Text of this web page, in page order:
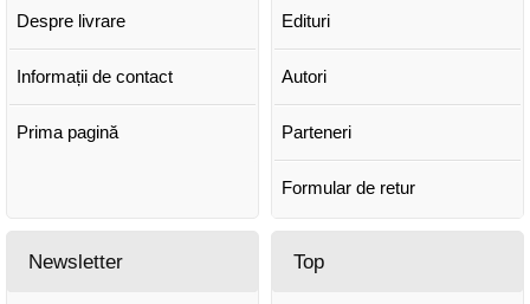
Despre livrare
Informații de contact
Prima pagină
Edituri
Autori
Parteneri
Formular de retur
Newsletter Top